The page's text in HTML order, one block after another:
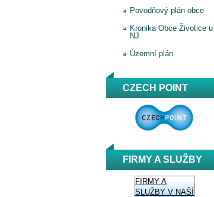
Povodňový plán obce
Kronika Obce Životice u
NJ
Územní plán
CZECH POINT
FIRMY A SLUŽBY
FIRMY A
SLUŽBY V NAŠÍ